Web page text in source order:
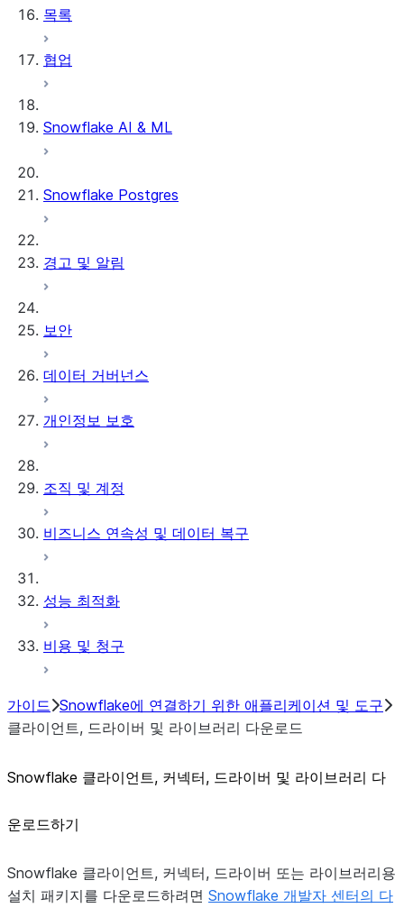
목록
협업
Snowflake AI & ML
Snowflake Postgres
경고 및 알림
보안
데이터 거버넌스
개인정보 보호
조직 및 계정
비즈니스 연속성 및 데이터 복구
성능 최적화
비용 및 청구
가이드 Snowflake에 연결하기 위한 애플리케이션 및 도구
클라이언트, 드라이버 및 라이브러리 다운로드
Snowflake 클라이언트, 커넥터, 드라이버 및 라이브러리 다
운로드하기
Snowflake 클라이언트, 커넥터, 드라이버 또는 라이브러리용
설치 패키지를 다운로드하려면 Snowflake 개발자 센터의 다